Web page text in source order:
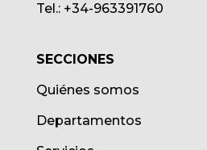
Tel.: +34-963391760
SECCIONES
Quiénes somos
Departamentos